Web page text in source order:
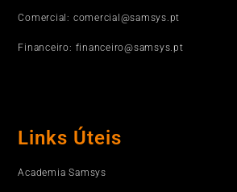
Comercial: comercial@samsys.pt
Financeiro: financeiro@samsys.pt
Links Úteis
Academia Samsys